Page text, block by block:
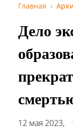
Главная
Дело
12 мая 2023,